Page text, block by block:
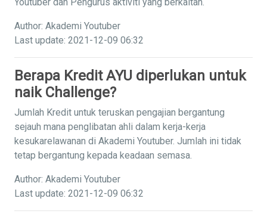
Author: Akademi Youtuber
Last update: 2021-12-09 06:32
Berapa Kredit AYU diperlukan untuk
naik Challenge?
Jumlah Kredit untuk teruskan pengajian bergantung
sejauh mana penglibatan ahli dalam kerja-kerja
kesukarelawanan di Akademi Youtuber. Jumlah ini tidak
tetap bergantung kepada keadaan semasa.
Author: Akademi Youtuber
Last update: 2021-12-09 06:32